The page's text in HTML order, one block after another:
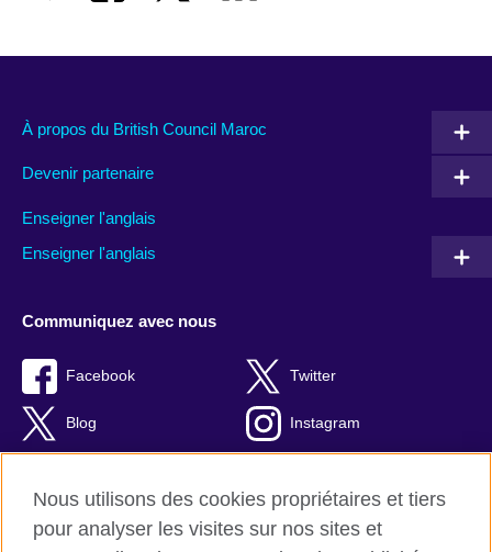
À propos du British Council Maroc
Devenir partenaire
Enseigner l'anglais
Enseigner l'anglais
Communiquez avec nous
Facebook Twitter
Blog Instagram
Nous utilisons des cookies propriétaires et tiers
pour analyser les visites sur nos sites et